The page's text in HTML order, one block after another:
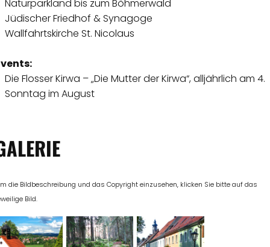
Naturparkland bis zum Böhmerwald
Jüdischer Friedhof & Synagoge
Wallfahrtskirche St. Nicolaus
Die Flosser Kirwa – „Die Mutter der Kirwa“, alljährlich am 4.
Sonntag im August
die Bildbeschreibung und das Copyright einzusehen, klicken Sie bitte auf das
Bild.